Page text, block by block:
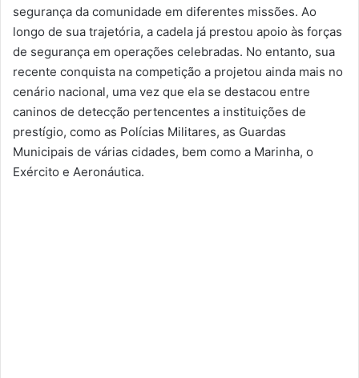
segurança da comunidade em diferentes missões. Ao
longo de sua trajetória, a cadela já prestou apoio às forças
de segurança em operações celebradas. No entanto, sua
recente conquista na competição a projetou ainda mais no
cenário nacional, uma vez que ela se destacou entre
caninos de detecção pertencentes a instituições de
prestígio, como as Polícias Militares, as Guardas
Municipais de várias cidades, bem como a Marinha, o
Exército e Aeronáutica.